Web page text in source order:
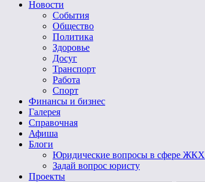
Новости
События
Общество
Политика
Здоровье
Досуг
Транспорт
Работа
Спорт
Финансы и бизнес
Галерея
Справочная
Афиша
Блоги
Юридические вопросы в сфере ЖКХ
Задай вопрос юристу
Проекты